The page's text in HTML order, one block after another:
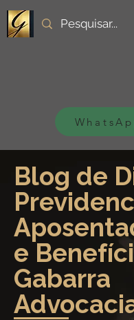
Blog de
e
Gabarra